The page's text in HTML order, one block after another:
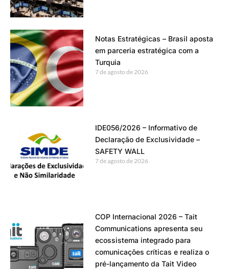
Notas Estratégicas – Brasil aposta
em parceria estratégica com a
Turquia
7 de agosto de 2026
IDE056/2026 – Informativo de
Declaração de Exclusividade –
SAFETY WALL
7 de agosto de 2026
COP Internacional 2026 – Tait
Communications apresenta seu
ecossistema integrado para
comunicações críticas e realiza o
pré-lançamento da Tait Video